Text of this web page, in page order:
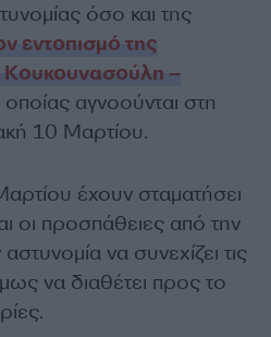
όσο και της
εντοπισμό της
Κουκουνασούλη –
οποίας αγνοούνται στη
10 Μαρτίου.
έχουν σταματήσει
οι προσπάθειες από την
να συνεχίζει τις
να διαθέτει προς το